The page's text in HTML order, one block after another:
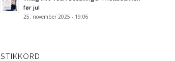
før jul
25. november 2025 - 19:06
STIKKORD